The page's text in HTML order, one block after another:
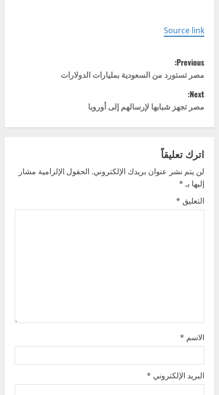
Source link
P
o
s
a
v
i
n
Previous:
مصر تستورد من السعودية بمليارات الدولارات
Next:
مصر تجهز شبابها لإرسالهم إلى أوروبا
اترك تعليقاً
لن يتم نشر عنوان بريدك الإلكتروني. الحقول الإلزامية مشار
إليها بـ*
التعليق *
الاسم *
البريد الإلكتروني *